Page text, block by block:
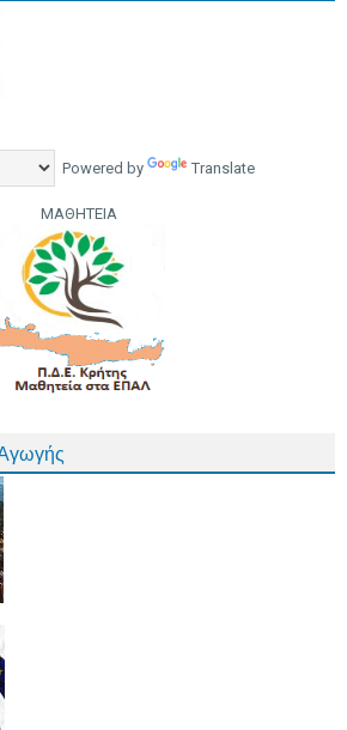
Powered by Translate
ΜΑΘΗΤΕΙΑ
Αγωγής